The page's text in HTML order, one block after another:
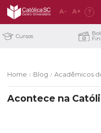
A- A+ ?
Cursos
Home / Blog / Acadêmicos
Acontece na